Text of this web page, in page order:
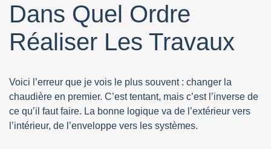
Dans Quel Ordre
Réaliser Les Travaux
Voici l’erreur que je vois le plus souvent : changer la
chaudière en premier. C’est tentant, mais c’est l’inverse de
ce qu’il faut faire. La bonne logique va de l’extérieur vers
l’intérieur, de l’enveloppe vers les systèmes.